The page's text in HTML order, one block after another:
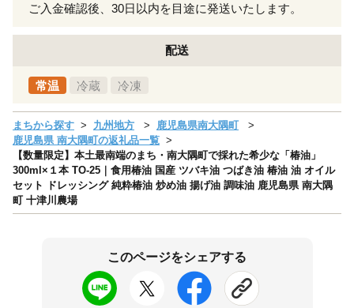
ご入金確認後、30日以内を目途に発送いたします。
配送
常温 冷蔵 冷凍
まちから探す 九州地方
鹿児島県南大隅町
鹿児島県 南大隅町の返礼品一覧
【数量限定】本土最南端のまち・南大隅町で採れた希少な「椿油」
300ml×１本 TO-25｜食用椿油 国産 ツバキ油 つばき油 椿油 油 オイル
セット ドレッシング 純粋椿油 炒め油 揚げ油 調味油 鹿児島県 南大隅
町 十津川農場
このページをシェアする